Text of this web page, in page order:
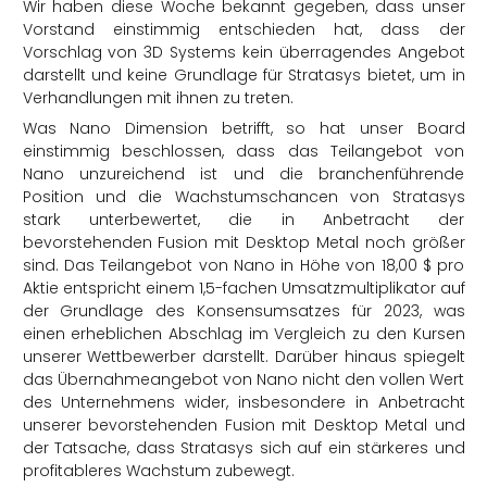
Wir haben diese Woche bekannt gegeben, dass unser
Vorstand einstimmig entschieden hat, dass der
Vorschlag von 3D Systems kein überragendes Angebot
darstellt und keine Grundlage für Stratasys bietet, um in
Verhandlungen mit ihnen zu treten.
Was Nano Dimension betrifft, so hat unser Board
einstimmig beschlossen, dass das Teilangebot von
Nano unzureichend ist und die branchenführende
Position und die Wachstumschancen von Stratasys
stark unterbewertet, die in Anbetracht der
bevorstehenden Fusion mit Desktop Metal noch größer
sind. Das Teilangebot von Nano in Höhe von 18,00 $ pro
Aktie entspricht einem 1,5-fachen Umsatzmultiplikator auf
der Grundlage des Konsensumsatzes für 2023, was
einen erheblichen Abschlag im Vergleich zu den Kursen
unserer Wettbewerber darstellt. Darüber hinaus spiegelt
das Übernahmeangebot von Nano nicht den vollen Wert
des Unternehmens wider, insbesondere in Anbetracht
unserer bevorstehenden Fusion mit Desktop Metal und
der Tatsache, dass Stratasys sich auf ein stärkeres und
profitableres Wachstum zubewegt.